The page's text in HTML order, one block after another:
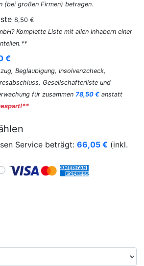
(bei großen Firmen) betragen.
8,50 €
Komplette Liste mit allen Inhabern einer
€
Beglaubigung, Insolvenzcheck,
Gesellschafterliste und
für zusammen 78,50 € anstatt
Service beträgt: 66,05 € (inkl.